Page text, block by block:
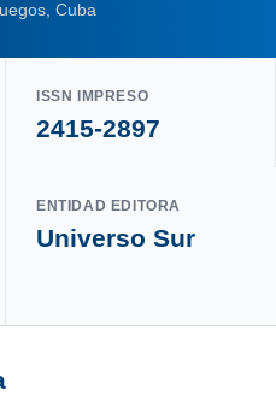
Cuba
ISSN IMPRESO
2415-2897
ENTIDAD EDITORA
Universo Sur